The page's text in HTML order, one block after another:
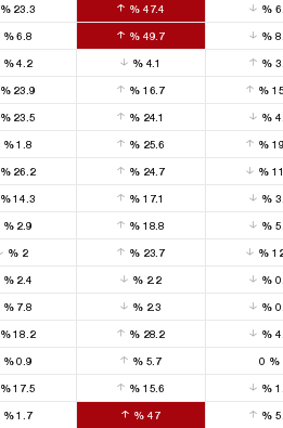
%23.3 %47.4 %
%6.8 %49.7 %
%4.2 %4.1 %
%23.9 %16.7 %
%23.5 %24.1 %
%1.8 %25.6 %
%26.2 %24.7 %
%14.3 %17.1 %
%2.9 %18.8 %
%2 %23.7 %
%2.4 %2.2 %
%7.8 %2.3 %
%18.2 %28.2 %
%0.9 %5.7 %
%17.5 %15.6 %
%1.7 % 47 %